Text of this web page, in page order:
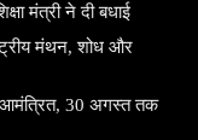
मंत्री ने दी बधाई
मंथन, शोध और
आमंत्रित, 30 अगस्त तक